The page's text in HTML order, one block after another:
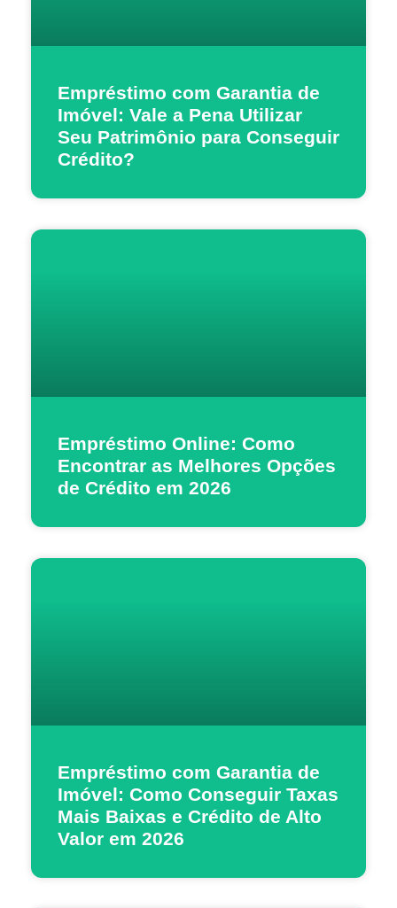
Empréstimo com Garantia de
Imóvel: Vale a Pena Utilizar
Seu Patrimônio para Conseguir
Crédito?
Empréstimo Online: Como
Encontrar as Melhores Opções
de Crédito em 2026
Empréstimo com Garantia de
Imóvel: Como Conseguir Taxas
Mais Baixas e Crédito de Alto
Valor em 2026